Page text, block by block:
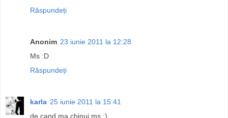
Răspundeți
Anonim 23 iunie 2011 la 12:28
Ms :D
Răspundeți
karla 25 iunie 2011 la 15:41
de cand ma chinui,ms :)